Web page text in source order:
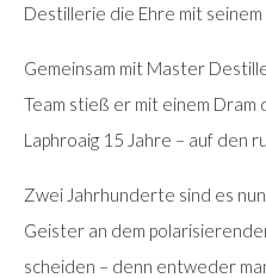
Destillerie die Ehre mit seinem
Gemeinsam mit Master
Team stieß er mit einem Dram
Laphroaig 15 Jahre – auf den
Zwei Jahrhunderte sind es
Geister an dem
scheiden – denn entweder